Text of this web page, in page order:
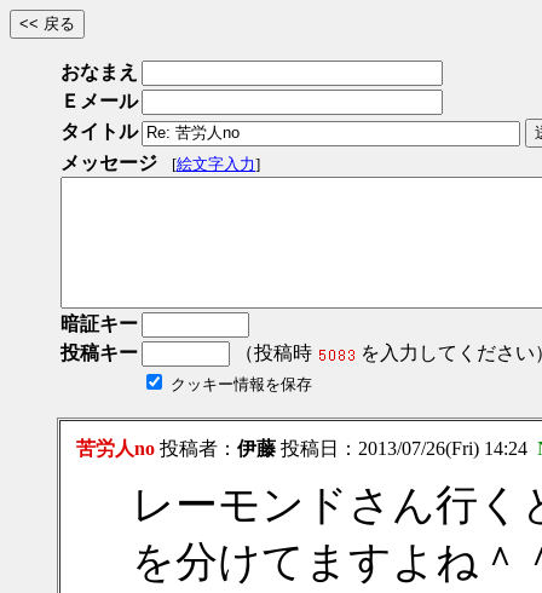
おなまえ
Ｅメール
タイトル
メッセージ
[絵文字入力]
暗証キー
投稿キー
（投稿時 を入力してください
クッキー情報を保存
苦労人no 投稿者： 伊藤 投稿日：2013/07/26(Fri) 14:24
レーモンドさん行
を分けてますよね＾